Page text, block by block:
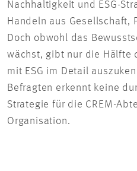
Nachhaltigkeit und ESG-
Handeln aus Gesellschaft,
Doch obwohl das
wächst, gibt nur die Hälfte
mit ESG im Detail
Befragten erkennt keine
Strategie für die CREM-
Organisation.